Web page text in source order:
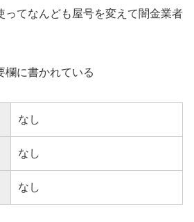
ってなんども屋号を変えて闇金業者
欄に書かれている
なし
なし
なし